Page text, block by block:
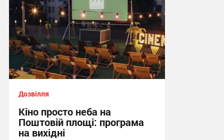
Дозвілля
Кіно просто неба на
Поштовій площі: програма
на вихідні